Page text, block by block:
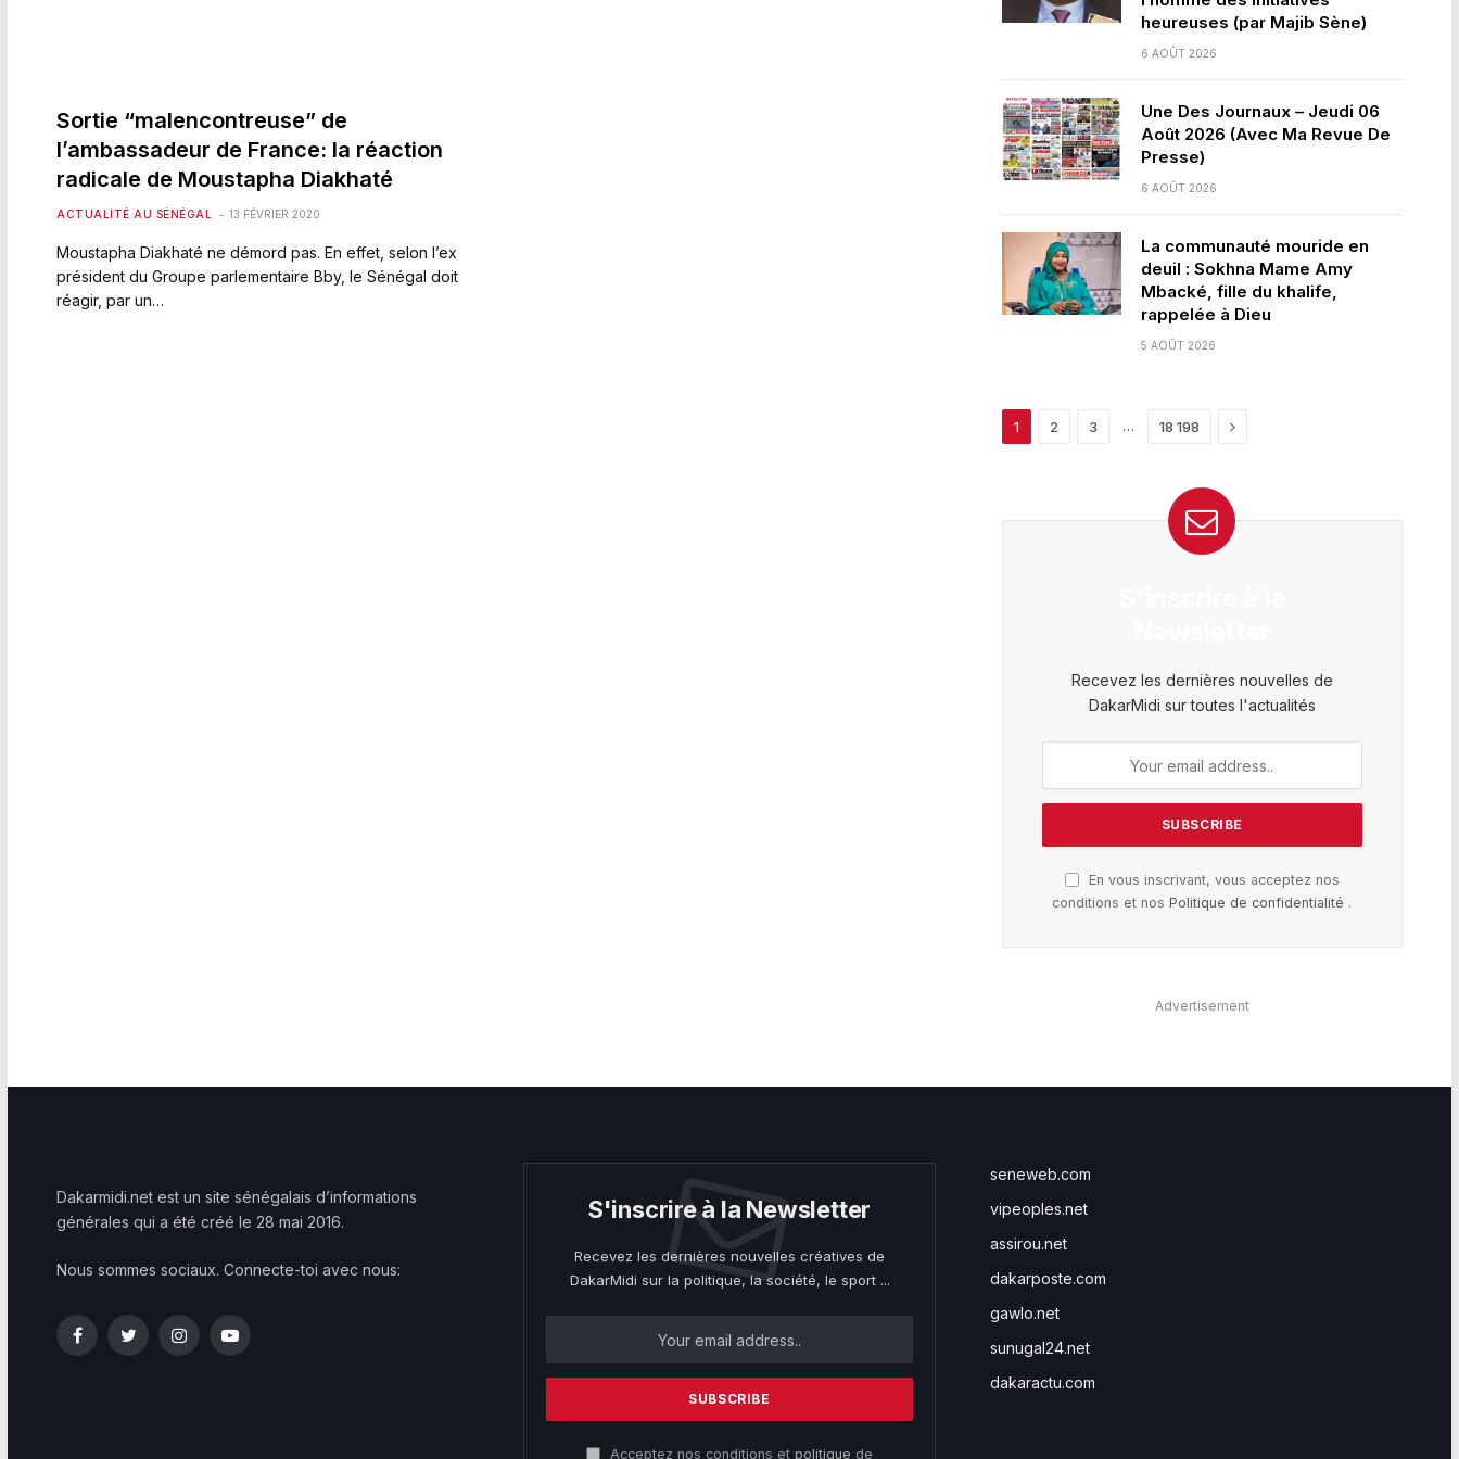
Sortie “malencontreuse” de
l’ambassadeur de France: la réaction
radicale de Moustapha Diakhaté
ACTUALITÉ AU SÉNÉGAL 13 FÉVRIER 2020
Moustapha Diakhaté ne démord pas. En effet, selon l’ex
président du Groupe parlementaire Bby, le Sénégal doit
réagir, par un…
heureuses (par Majib Sène)
6 AOÛT 2026
Une Des Journaux – Jeudi 06
Août 2026 (Avec Ma Revue De
Presse)
6 AOÛT 2026
La communauté mouride en
deuil : Sokhna Mame Amy
Mbacké, fille du khalife,
rappelée à Dieu
5 AOÛT 2026
1 2 3 … 18 198 Next
Recevez les dernières nouvelles de
DakarMidi sur toutes l'actualités
En vous inscrivant, vous acceptez nos
conditions et nosPolitique de confidentialité .
Advertisement
Dakarmidi.net est un site sénégalais d’informations
générales qui a été créé le 28 mai 2016.
Nous sommes sociaux. Connecte-toi avec nous:
FacebookTwitterInstagramYouTube
S'inscrire à la Newsletter
Recevez les dernières nouvelles créatives de
DakarMidi sur la politique, la société, le sport ...
Acceptez nos conditions et politique de
seneweb.com
vipeoples.net
assirou.net
dakarposte.com
gawlo.net
sunugal24.net
dakaractu.com